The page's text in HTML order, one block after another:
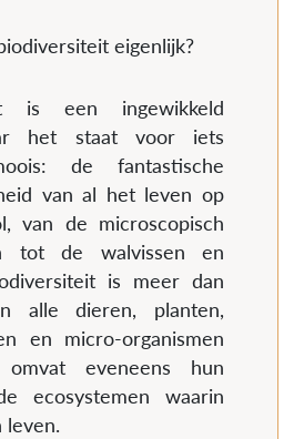
eigenlijk?
is een ingewikkeld
het staat voor iets
de fantastische
van al het leven op
van de microscopisch
tot de walvissen en
is meer dan
alle dieren, planten,
en micro-organismen
eveneens hun
ecosystemen waarin
leven.